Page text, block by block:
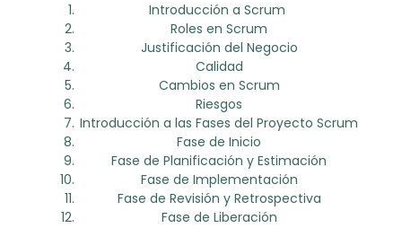
Introducción a Scrum
Roles en Scrum
Justificación del Negocio
Calidad
Cambios en Scrum
Riesgos
Introducción a las Fases del Proyecto Scrum
Fase de Inicio
Fase de Planificación y Estimación
Fase de Implementación
Fase de Revisión y Retrospectiva
Fase de Liberación